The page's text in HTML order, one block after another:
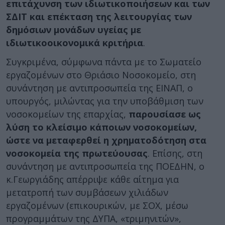
επιτάχυνση των ιδιωτικοποιήσεων και των
ΣΔΙΤ και επέκταση της λειτουργίας των
δημόσιων μονάδων υγείας με
ιδιωτικοοικονομικά κριτήρια.
Συγκριμένα, σύμφωνα πάντα με το Σωματείο
εργαζομένων στο Θριάσιο Νοσοκομείο, στη
συνάντηση με αντιπροσωπεία της ΕΙΝΑΠ, ο
υπουργός, μιλώντας για την υποβάθμιση των
νοσοκομείων της επαρχίας, παρουσίασε ως
λύση το κλείσιμο κάποιων νοσοκομείων,
ώστε να μεταφερθεί η χρηματοδότηση στα
νοσοκομεία της πρωτεύουσας. Επίσης, στη
συνάντηση με αντιπροσωπεία της ΠΟΕΔΗΝ, ο
κ.Γεωργιάδης απέρριψε κάθε αίτημα για
μετατροπή των συμβάσεων χιλιάδων
εργαζομένων (επικουρικών, με ΣΟΧ, μέσω
προγραμμάτων της ΔΥΠΑ, «τριμηνιτών»,